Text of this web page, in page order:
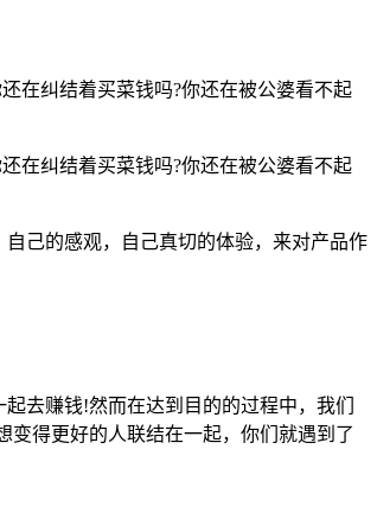
在纠结着买菜钱吗?你还在被公婆看不起
在纠结着买菜钱吗?你还在被公婆看不起
己的感观，自己真切的体验，来对产品作
去赚钱!然而在达到目的的过程中，我们
得更好的人联结在一起，你们就遇到了